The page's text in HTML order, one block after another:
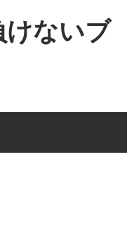
けないブ